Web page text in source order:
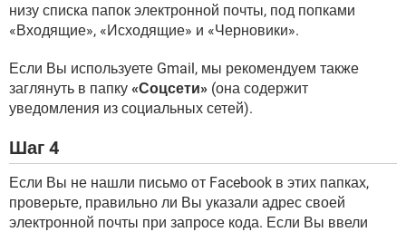
низу списка папок электронной почты, под попками
«Входящие», «Исходящие» и «Черновики».
Если Вы используете Gmail, мы рекомендуем также
заглянуть в папку «Соцсети» (она содержит
уведомления из социальных сетей).
Шаг 4
Если Вы не нашли письмо от Facebook в этих папках,
проверьте, правильно ли Вы указали адрес своей
электронной почты при запросе кода. Если Вы ввели